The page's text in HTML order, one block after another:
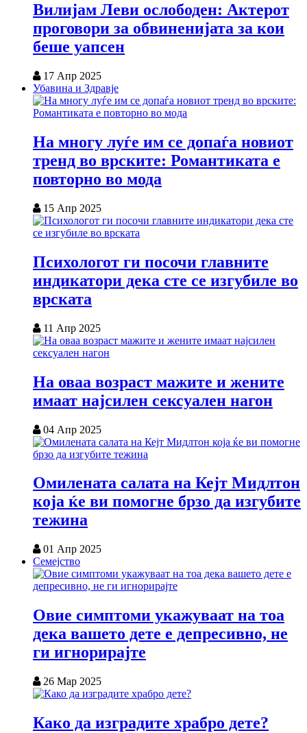
Вилијам Леви ослободен: Актерот
проговори за обвиненијата за кои
беше уапсен
17 Апр 2025
Убавина и Здравје
На многу луѓе им се допаѓа новиот
тренд во врските: Романтиката е
повторно во мода
15 Апр 2025
Психологот ги посочи главните
индикатори дека сте се изгубиле во
врската
11 Апр 2025
На оваа возраст мажите и жените
имаат најсилен сексуален нагон
04 Апр 2025
Омилената салата на Кејт Мидлтон
која ќе ви помогне брзо да изгубите
тежина
01 Апр 2025
Семејство
Овие симптоми укажуваат на тоа
дека вашето дете е депресивно, не
ги игнорирајте
26 Мар 2025
Како да изградите храбро дете?